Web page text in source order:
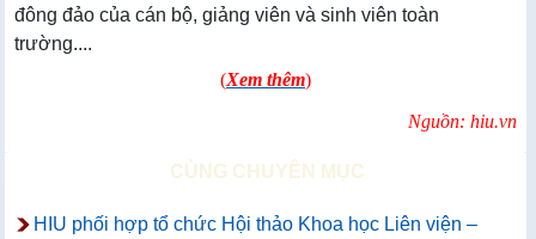
đông đảo của cán bộ, giảng viên và sinh viên toàn
trường....
(Xem thêm)
Nguồn: hiu.vn
CÙNG CHUYÊN MỤC
HIU phối hợp tổ chức Hội thảo Khoa học Liên viện –